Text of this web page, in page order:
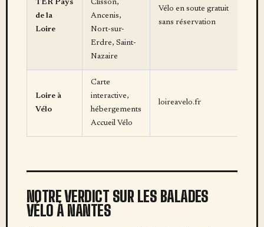
TER Pays
de la
Loire
Clisson,
Ancenis,
Nort-sur-
Erdre, Saint-
Nazaire
Vélo en soute gratuit
sans réservation
Loire à
Vélo
Carte
interactive,
hébergements
Accueil Vélo
loireavelo.fr
NOTRE VERDICT SUR LES BALADES
VÉLO À NANTES